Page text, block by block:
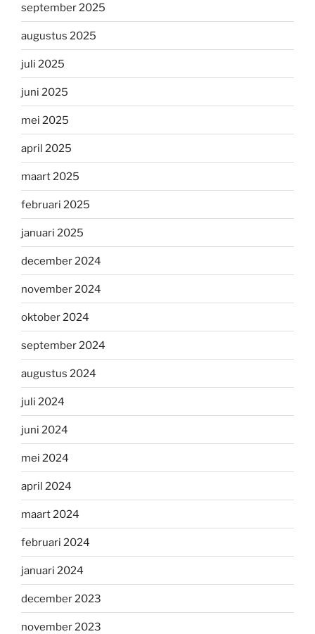
september 2025
augustus 2025
juli 2025
juni 2025
mei 2025
april 2025
maart 2025
februari 2025
januari 2025
december 2024
november 2024
oktober 2024
september 2024
augustus 2024
juli 2024
juni 2024
mei 2024
april 2024
maart 2024
februari 2024
januari 2024
december 2023
november 2023